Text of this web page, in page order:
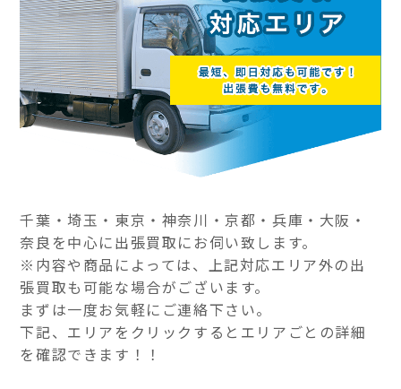
千葉・埼玉・東京・神奈川・京都・兵庫・大阪・
奈良を中心に出張買取にお伺い致します。
※内容や商品によっては、上記対応エリア外の出
張買取も可能な場合がございます。
まずは一度お気軽にご連絡下さい。
下記、エリアをクリックするとエリアごとの詳細
を確認できます！！